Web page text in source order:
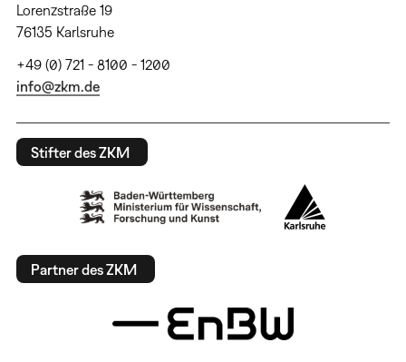
Lorenzstraße 19
76135 Karlsruhe
+49 (0) 721 - 8100 - 1200
info@zkm.de
Stifter des ZKM
Partner des ZKM